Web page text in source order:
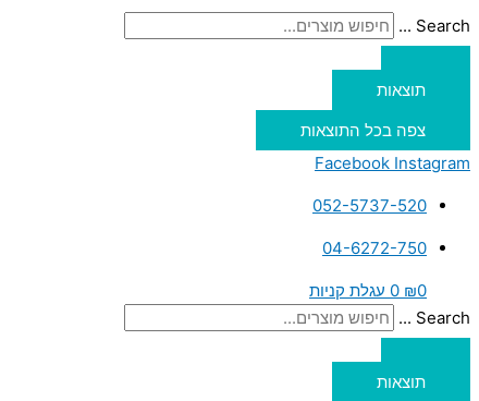
Search ...
תוצאות
צפה בכל התוצאות
Facebook Instagram
052-5737-520
04-6272-750
₪0
0 עגלת קניות
Search ...
תוצאות